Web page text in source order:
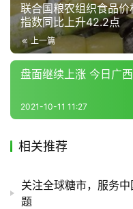
产
销
储
联合国粮农组织食品
指数同比上升42.2点
上一篇
盘面继续上涨 今日广
2021-10-11 11:27
相关推荐
关注全球糖市，服务
题